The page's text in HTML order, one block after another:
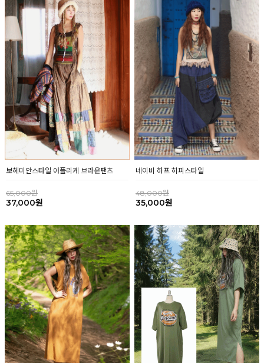
보헤미안스타일 아플리케 브라운팬츠
65,000원
37,000원
네이비 하프 히피스타일
48,000원
35,000원